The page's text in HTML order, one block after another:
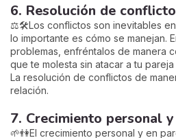
6. Resolución de
⚖️🛠️Los conflictos son inevitables
lo importante es cómo se manejan.
problemas, enfréntalos de manera
que te molesta sin atacar a tu
La resolución de conflictos de
relación.
7. Crecimiento personal
🌱👫El crecimiento personal y en